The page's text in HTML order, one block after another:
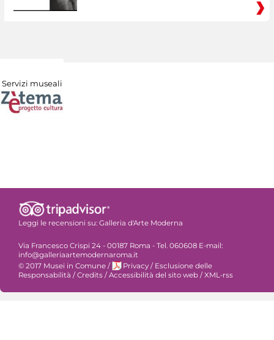
Servizi museali
Leggi le recensioni su: Galleria d'Arte Moderna
Via Francesco Crispi 24 - 00187 Roma - Tel. 060608 E-mail:
info@galleriaartemodernaroma.it
© 2017 Musei in Comune / Privacy / Esclusione delle
Responsabilità / Credits / Accessibilità del sito web / XML-rss